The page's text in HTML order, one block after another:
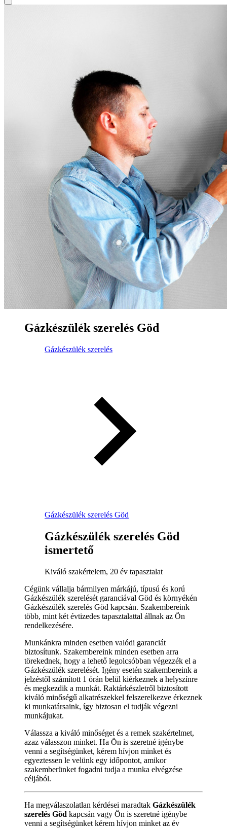
Gázkészülék szerelés Göd
Gázkészülék szerelés
Gázkészülék szerelés Göd
Gázkészülék szerelés Göd
ismertető
Kiváló szakértelem, 20 év tapasztalat
Cégünk vállalja bármilyen márkájú, típusú és korú
Gázkészülék szerelését garanciával Göd és környékén
Gázkészülék szerelés Göd kapcsán. Szakembereink
több, mint két évtizedes tapasztalattal állnak az Ön
rendelkezésére.
Munkánkra minden esetben valódi garanciát
biztosítunk. Szakembereink minden esetben arra
törekednek, hogy a lehető legolcsóbban végezzék el a
Gázkészülék szerelését. Igény esetén szakembereink a
jelzéstől számított 1 órán belül kiérkeznek a helyszínre
és megkezdik a munkát. Raktárkészletről biztosított
kiváló minőségű alkatrészekkel felszerelkezve érkeznek
ki munkatársaink, így biztosan el tudják végezni
munkájukat.
Válassza a kiváló minőséget és a remek szakértelmet,
azaz válasszon minket. Ha Ön is szeretné igénybe
venni a segítségünket, kérem hívjon minket és
egyeztessen le velünk egy időpontot, amikor
szakemberünket fogadni tudja a munka elvégzése
céljából.
Ha megválaszolatlan kérdései maradtak Gázkészülék
szerelés Göd kapcsán vagy Ön is szeretné igénybe
venni a segítségünket kérem hívjon minket az év